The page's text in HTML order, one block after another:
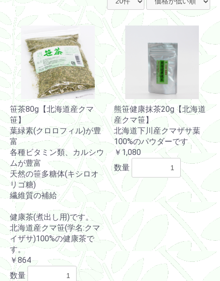
笹茶80g【北海道産クマ
笹】
葉緑素(クロロフィル)が豊
富
各種ビタミン類、カルシウ
ムが豊富
天然の笹多糖体(キシロオ
リゴ糖)
繊維質の補給
健康茶(煮出し用)です。
北海道産クマ笹(学名:クマ
イザサ)100%の健康茶で
す。
￥864
数量
熊笹健康抹茶20g【北海道
産クマ笹】
北海道下川産クマザサ葉
100%のパウダーです
￥1,080
数量